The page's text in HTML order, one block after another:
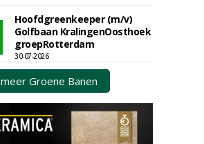
Hoofdgreenkeeper (m/v)
Golfbaan KralingenOosthoek
groepRotterdam
30-07-2026
meer Groene Banen